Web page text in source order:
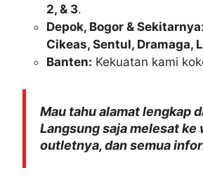
2, & 3.
Depok, Bogor & Sekitarnya:
Cikeas, Sentul, Dramaga,
Banten: Kekuatan kami
Mau tahu alamat lengkap
Langsung saja melesat
outletnya, dan semua